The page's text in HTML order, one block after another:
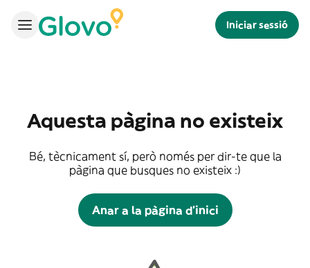
Iniciar sessió
Aquesta pàgina no existeix
Bé, tècnicament sí, però només per dir-te que la
pàgina que busques no existeix :)
Anar a la pàgina d'inici